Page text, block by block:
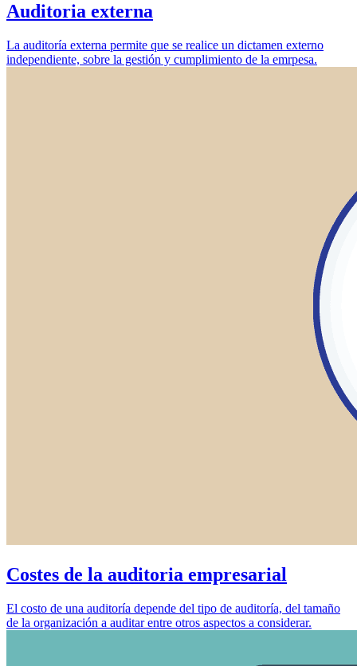
Auditoria externa
La auditoría externa permite que se realice un dictamen externo
independiente, sobre la gestión y cumplimiento de la emrpesa.
Costes de la auditoria empresarial
El costo de una auditoría depende del tipo de auditoría, del tamaño
de la organización a auditar entre otros aspectos a considerar.